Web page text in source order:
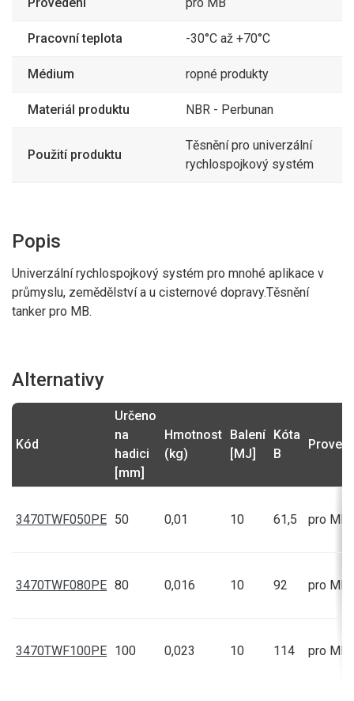
Pracovní teplota -30°C až +70°C
Médium ropné produkty
Materiál produktu NBR - Perbunan
Použití produktu
Těsnění pro univerzální
rychlospojkový systém
Popis
Univerzální rychlospojkový systém pro mnohé aplikace v
průmyslu, zemědělství a u cisternové dopravy.Těsnění
tanker pro MB.
Alternativy
Kód
Určeno
na
hadici
[mm]
Hmotnost
(kg)
Balení
[MJ]
Kóta
B
3470TWF050PE 50 0,01 10 61,5 pro MB
3470TWF080PE 80 0,016 10 92 pro MB
3470TWF100PE 100 0,023 10 114 pro MB